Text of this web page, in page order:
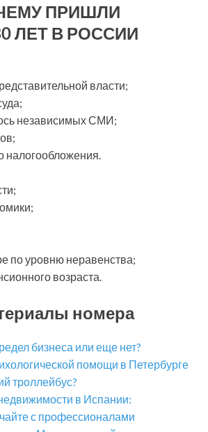
ПРИШЛИ
ЛЕТ В РОССИИ
власти;
независимых СМИ;
налогообложения.
по уровню неравенства;
возраста.
номера
бизнеса или еще нет?
помощи в Петербурге
троллейбус?
в Испании:
с профессионалами